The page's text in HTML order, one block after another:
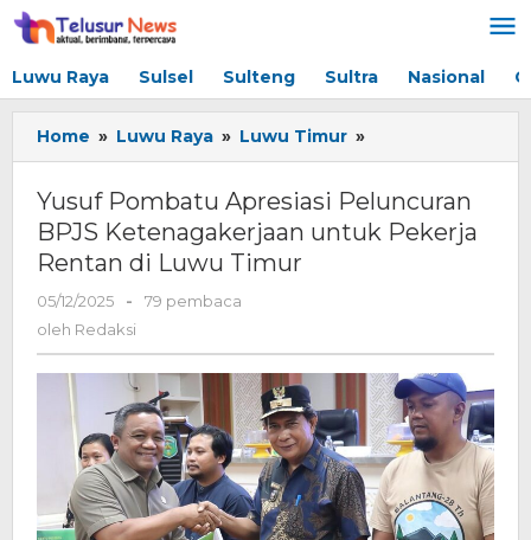
Lewati
ke
Luwu Raya Sulsel Sulteng Sultra Nasional
Home » Luwu Raya » Luwu Timur »
Pombatu
Peluncuran
BPJS
di
Luwu
Timur
Yusuf Pombatu Apresiasi Peluncuran
BPJS Ketenagakerjaan untuk Pekerja
Rentan di Luwu Timur
05/12/2025
oleh
Redaksi
-
79 pembaca
oleh Redaksi